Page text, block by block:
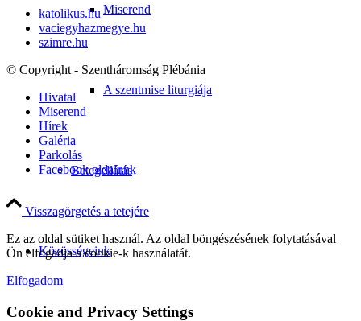
Miserend
A szentmise liturgiája
Betegellátás
Közösségeink
katolikus.hu
vaciegyhazmegye.hu
szimre.hu
© Copyright - Szentháromság Plébánia
Hivatal
Miserend
Hírek
Galéria
Parkolás
Facebook oldalunk
Visszagörgetés a tetejére
Ez az oldal sütiket használ. Az oldal böngészésének folytatásával
Ön elfogadja a cookie-k használatát.
Elfogadom
Cookie and Privacy Settings